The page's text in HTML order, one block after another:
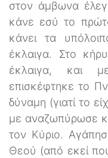
στον άμβωνα
κάνε εσύ το
κάνει τα
έκλαιγα. Στο
έκλαιγα, και
επισκέφτηκε το
δύναμη (γιατί το
με αναζωπύρωσε
τον Κύριο.
Θεού (από εκεί